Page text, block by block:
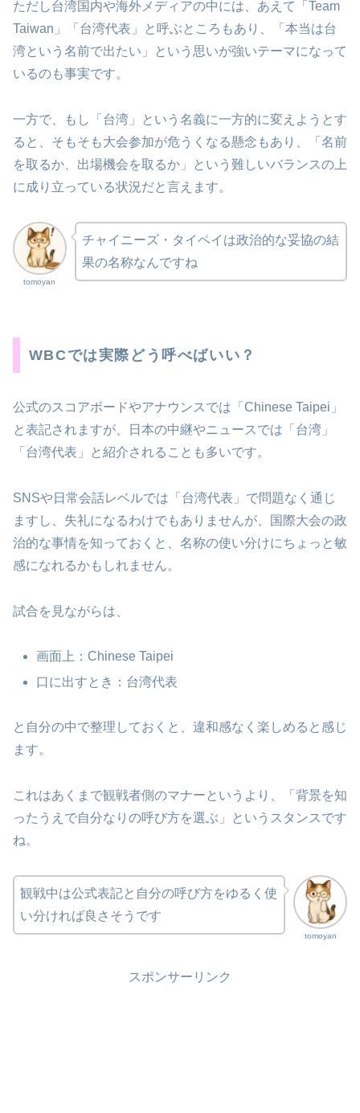
ただし台湾国内や海外メディアの中には、あえて「Team
Taiwan」「台湾代表」と呼ぶところもあり、「本当は台
湾という名前で出たい」という思いが強いテーマになって
いるのも事実です。
一方で、もし「台湾」という名義に一方的に変えようとす
ると、そもそも大会参加が危うくなる懸念もあり、「名前
を取るか、出場機会を取るか」という難しいバランスの上
に成り立っている状況だと言えます。
tomoyan
チャイニーズ・タイペイは政治的な妥協の結
果の名称なんですね
WBCでは実際どう呼べばいい？
公式のスコアボードやアナウンスでは「Chinese Taipei」
と表記されますが、日本の中継やニュースでは「台湾」
「台湾代表」と紹介されることも多いです。
SNSや日常会話レベルでは「台湾代表」で問題なく通じ
ますし、失礼になるわけでもありませんが、国際大会の政
治的な事情を知っておくと、名称の使い分けにちょっと敏
感になれるかもしれません。
試合を見ながらは、
画面上：Chinese Taipei
口に出すとき：台湾代表
と自分の中で整理しておくと、違和感なく楽しめると感じ
ます。
これはあくまで観戦者側のマナーというより、「背景を知
ったうえで自分なりの呼び方を選ぶ」というスタンスです
ね。
tomoyan
観戦中は公式表記と自分の呼び方をゆるく使
い分ければ良さそうです
スポンサーリンク